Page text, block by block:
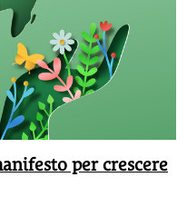
per crescere